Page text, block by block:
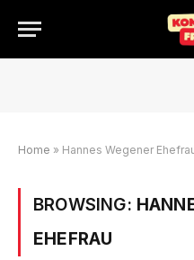
Home » Hannes Wegener
BROWSING:
EHEFRAU